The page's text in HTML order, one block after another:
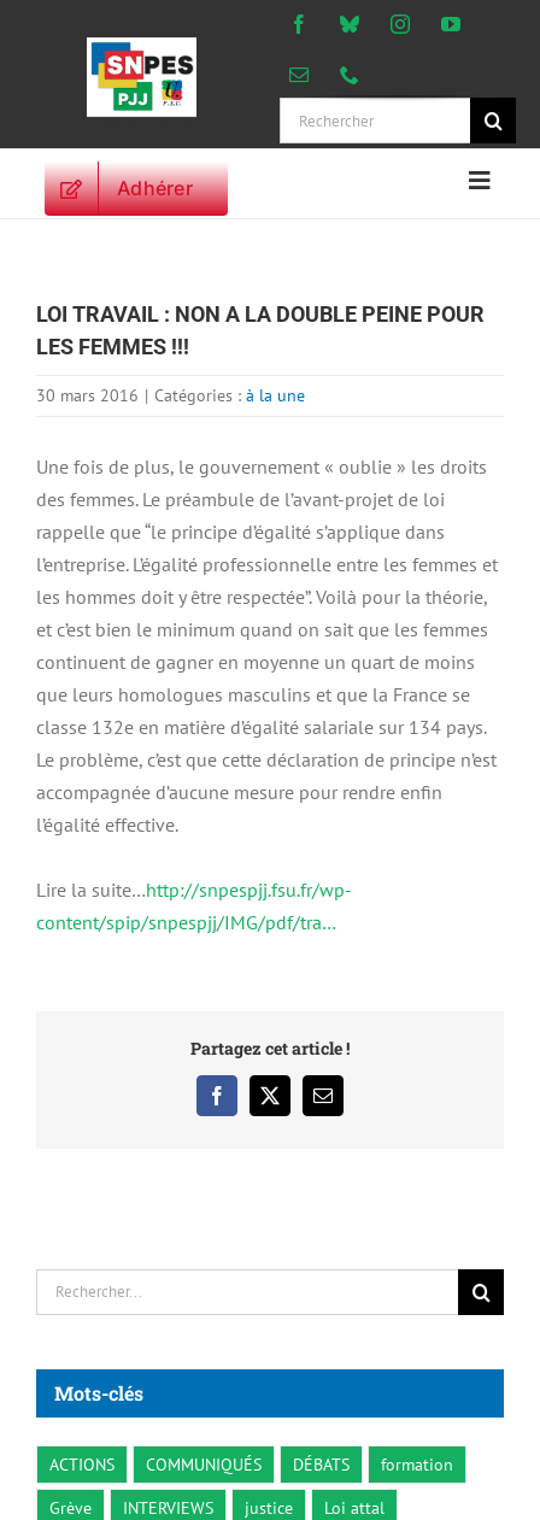
Rechercher:
Adhérer
ORIENTATIONS
VIE SYNDICALE
PUBLICATIONS
LOI TRAVAIL : NON A LA DOUBLE PEINE POUR
LES FEMMES !!!
30 mars 2016 | Catégories : à la une
Une fois de plus, le gouvernement « oublie » les droits
des femmes. Le préambule de l’avant-projet de loi
rappelle que “le principe d’égalité s’applique dans
l’entreprise. L’égalité professionnelle entre les femmes et
les hommes doit y être respectée”. Voilà pour la théorie,
et c’est bien le minimum quand on sait que les femmes
continuent de gagner en moyenne un quart de moins
que leurs homologues masculins et que la France se
classe 132e en matière d’égalité salariale sur 134 pays.
Le problème, c’est que cette déclaration de principe n’est
accompagnée d’aucune mesure pour rendre enfin
l’égalité effective.
Lire la suite…http://snpespjj.fsu.fr/wp-
content/spip/snpespjj/IMG/pdf/tra…
Partagez cet article !
Facebook
X Email
Rechercher:
Mots-clés
ACTIONS COMMUNIQUÉS DÉBATS
formation
Grève
INTERVIEWS justice
Loi attal